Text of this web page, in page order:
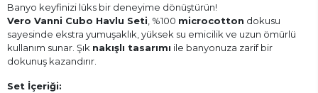
Banyo keyfinizi lüks bir deneyime dönüştürün!
Vero Vanni Cubo Havlu Seti , %100 microcotton dokusu
sayesinde ekstra yumuşaklık, yüksek su emicilik ve uzun ömürlü
kullanım sunar. Şık nakışlı tasarımı ile banyonuza zarif bir
dokunuş kazandırır.
Set İçeriği: